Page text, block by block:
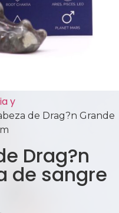
y
de Drag?n Grande
Drag?n
de sangre